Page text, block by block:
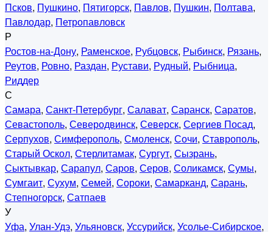
Псков, Пушкино, Пятигорск, Павлов, Пушкин, Полтава,
Павлодар, Петропавловск
Р
Ростов-на-Дону, Раменское, Рубцовск, Рыбинск, Рязань,
Реутов, Ровно, Раздан, Рустави, Рудный, Рыбница,
Риддер
С
Самара, Санкт-Петербург, Салават, Саранск, Саратов,
Севастополь, Северодвинск, Северск, Сергиев Посад,
Серпухов, Симферополь, Смоленск, Сочи, Ставрополь,
Старый Оскол, Стерлитамак, Сургут, Сызрань,
Сыктывкар, Сарапул, Саров, Серов, Соликамск, Сумы,
Сумгаит, Сухум, Семей, Сороки, Самарканд, Сарань,
Степногорск, Сатпаев
У
Уфа, Улан-Удэ, Ульяновск, Уссурийск, Усолье-Сибирское,